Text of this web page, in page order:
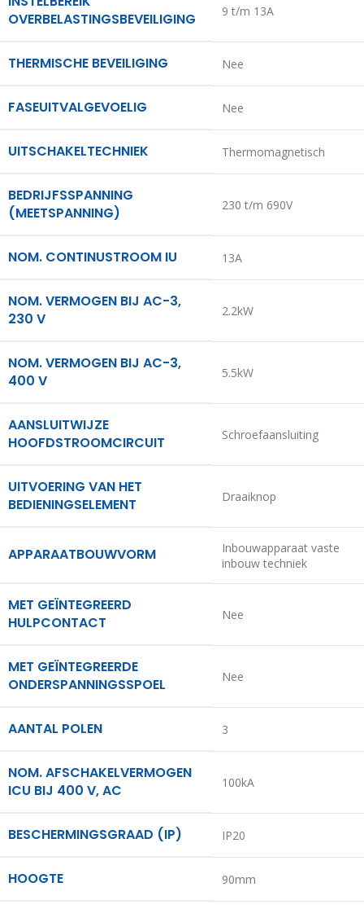
OVERBELASTINGSBEVEILIGING
9 t/m 13A
THERMISCHE BEVEILIGING Nee
FASEUITVALGEVOELIG Nee
UITSCHAKELTECHNIEK Thermomagnetisch
BEDRIJFSSPANNING
(MEETSPANNING)
230 t/m 690V
NOM. CONTINUSTROOM IU 13A
NOM. VERMOGEN BIJ AC-3,
230 V
2.2kW
NOM. VERMOGEN BIJ AC-3,
400 V
5.5kW
AANSLUITWIJZE
HOOFDSTROOMCIRCUIT
Schroefaansluiting
UITVOERING VAN HET
BEDIENINGSELEMENT
Draaiknop
APPARAATBOUWVORM
Inbouwapparaat vaste
inbouw techniek
MET GEÏNTEGREERD
HULPCONTACT
Nee
MET GEÏNTEGREERDE
ONDERSPANNINGSSPOEL
Nee
AANTAL POLEN 3
NOM. AFSCHAKELVERMOGEN
ICU BIJ 400 V, AC
100kA
BESCHERMINGSGRAAD (IP) IP20
HOOGTE 90mm